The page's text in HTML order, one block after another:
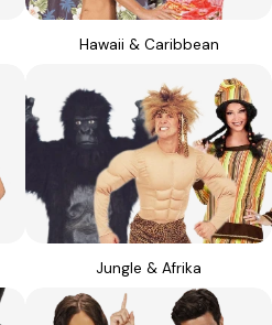
Hawaii & Caribbean
Jungle & Afrika